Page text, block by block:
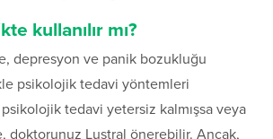
kullanılır mı?
depresyon ve panik bozukluğu
psikolojik tedavi yöntemleri
tedavi yetersiz kalmışsa veya
doktorunuz Lustral önerebilir. Ancak,